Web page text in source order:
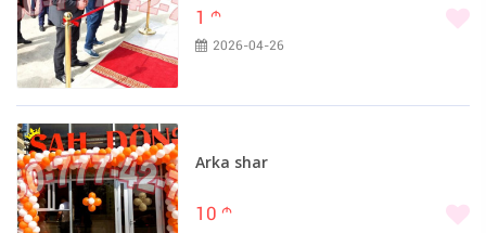
1 m
2026-04-26
Arka shar
10 m